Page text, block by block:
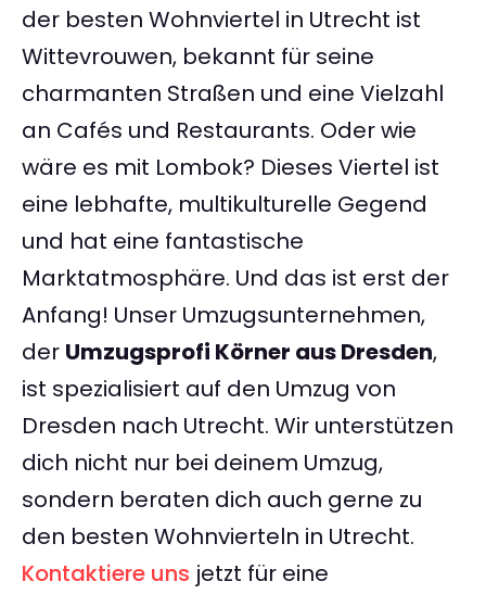
der besten Wohnviertel in Utrecht ist
Wittevrouwen, bekannt für seine
charmanten Straßen und eine Vielzahl
an Cafés und Restaurants. Oder wie
wäre es mit Lombok? Dieses Viertel ist
eine lebhafte, multikulturelle Gegend
und hat eine fantastische
Marktatmosphäre. Und das ist erst der
Anfang! Unser Umzugsunternehmen,
der Umzugsprofi Körner aus Dresden,
ist spezialisiert auf den Umzug von
Dresden nach Utrecht. Wir unterstützen
dich nicht nur bei deinem Umzug,
sondern beraten dich auch gerne zu
den besten Wohnvierteln in Utrecht.
Kontaktiere uns jetzt für eine